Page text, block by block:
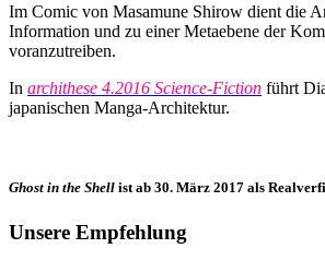
Im Comic von Masamune Shirow dient die
Information und zu einer Metaebene der
voranzutreiben.
In archithese 4.2016 Science-Fiction führt
japanischen Manga-Architektur.
Ghost in the Shell ist ab 30. März 2017 als
Unsere Empfehlung